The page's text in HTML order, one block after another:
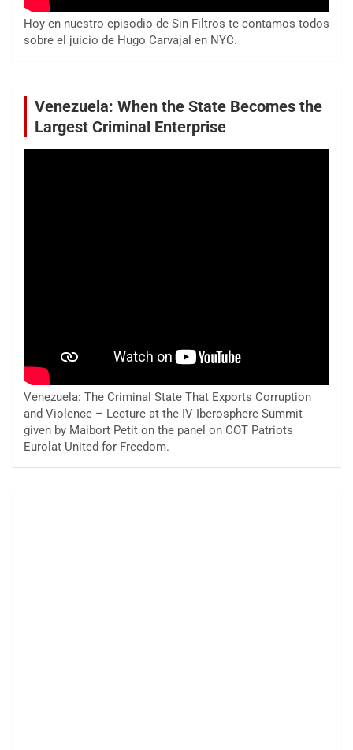
Hoy en nuestro episodio de Sin Filtros te contamos todos
sobre el juicio de Hugo Carvajal en NYC.
Venezuela: When the State Becomes the
Largest Criminal Enterprise
Venezuela: The Criminal State That Exports Corruption
and Violence – Lecture at the IV Iberosphere Summit
given by Maibort Petit on the panel on COT Patriots
Eurolat United for Freedom.